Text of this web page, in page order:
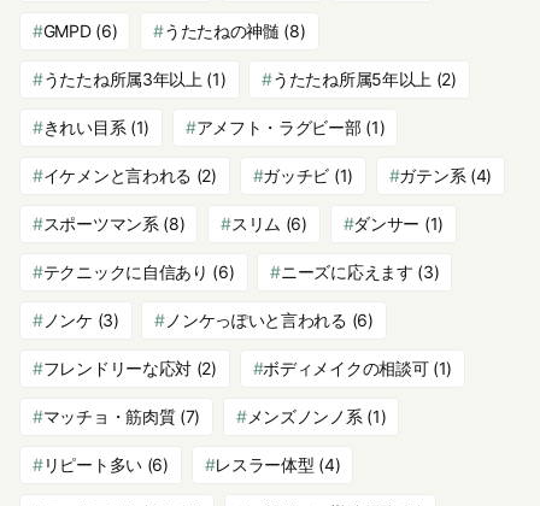
GMPD(6) うたたねの神髄 (8)
うたたね所属3年以上 (1) うたたね所属5年以上 (2)
きれい目系 (1) アメフト・ラグビー部(1)
イケメンと言われる (2) ガッチビ (1) ガテン系 (4)
スポーツマン系 (8) スリム (6) ダンサー (1)
テクニックに自信あり (6) ニーズに応えます (3)
ノンケ (3) ノンケっぽいと言われる (6)
フレンドリーな応対 (2) ボディメイクの相談可(1)
マッチョ・筋肉質(7) メンズノンノ系 (1)
リピート多い(6) レスラー体型 (4)